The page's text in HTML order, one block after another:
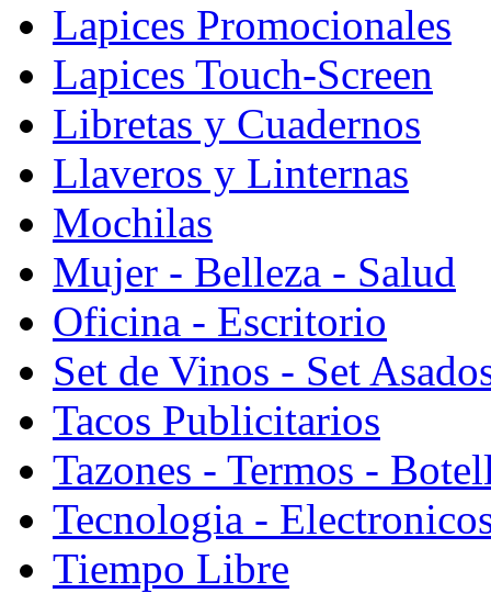
Lapices Promocionales
Lapices Touch-Screen
Libretas y Cuadernos
Llaveros y Linternas
Mochilas
Mujer - Belleza - Salud
Oficina - Escritorio
Set de Vinos - Set
Tacos Publicitarios
Tazones - Termos -
Tecnologia -
Tiempo Libre